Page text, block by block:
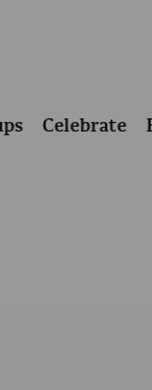
Celebrate